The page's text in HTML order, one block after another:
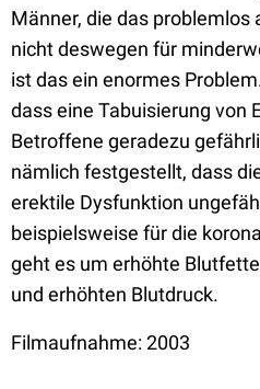
Männer, die das problemlos
nicht deswegen für
ist das ein enormes
dass eine Tabuisierung von
Betroffene geradezu
nämlich festgestellt, dass
erektile Dysfunktion
beispielsweise für die
geht es um erhöhte
und erhöhten Blutdruck.
Filmaufnahme: 2003